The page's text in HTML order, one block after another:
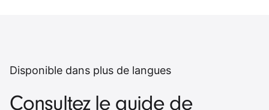
Disponible dans plus de langues
Consultez le guide de